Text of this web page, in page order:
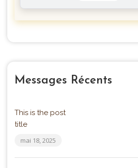
Extension de cils
Messages Récents
This is the post
title
mai 18, 2025